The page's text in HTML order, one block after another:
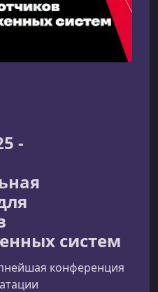
-
систем
конференция